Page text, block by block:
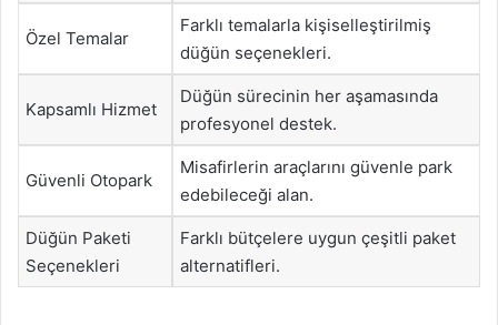
Özel Temalar
Farklı temalarla kişiselleştirilmiş
düğün seçenekleri.
Kapsamlı Hizmet
Düğün sürecinin her aşamasında
profesyonel destek.
Güvenli Otopark
Misafirlerin araçlarını güvenle park
edebileceği alan.
Düğün Paketi
Seçenekleri
Farklı bütçelere uygun çeşitli paket
alternatifleri.